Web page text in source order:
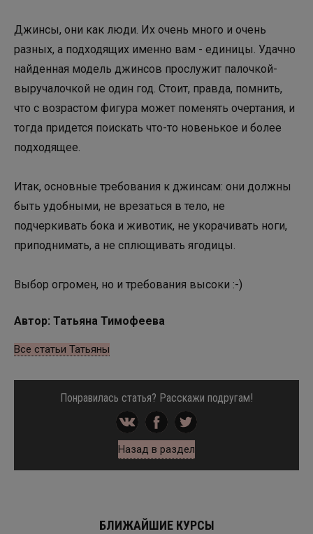
Джинсы, они как люди. Их очень много и очень
разных, а подходящих именно вам - единицы. Удачно
найденная модель джинсов прослужит палочкой-
выручалочкой не один год. Стоит, правда, помнить,
что с возрастом фигура может поменять очертания, и
тогда придется поискать что-то новенькое и более
подходящее.
Итак, основные требования к джинсам: они должны
быть удобными, не врезаться в тело, не
подчеркивать бока и животик, не укорачивать ноги,
приподнимать, а не сплющивать ягодицы.
Выбор огромен, но и требования высоки :-)
Автор: Татьяна Тимофеева
Все статьи Татьяны
Понравилась статья? Расскажи подругам!
Назад в раздел
БЛИЖАЙШИЕ КУРСЫ